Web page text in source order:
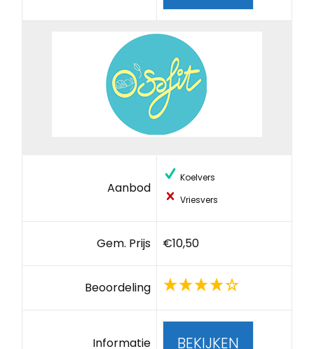
Aanbod
Koelvers
Vriesvers
Gem. Prijs €10,50
Beoordeling
Informatie BEKIJKEN